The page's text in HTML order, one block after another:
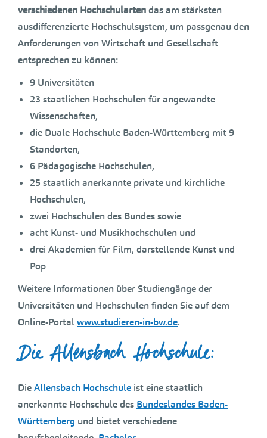
verschiedenen Hochschulartendas am stärksten
ausdifferenzierte Hochschulsystem, um passgenau den
Anforderungen von Wirtschaft und Gesellschaft
entsprechen zu können:
9 Universitäten
23 staatlichen Hochschulen für angewandte
Wissenschaften,
die Duale Hochschule Baden-Württemberg mit 9
Standorten,
6 Pädagogische Hochschulen,
25 staatlich anerkannte private und kirchliche
Hochschulen,
zwei Hochschulen des Bundes sowie
acht Kunst- und Musikhochschulen und
drei Akademien für Film, darstellende Kunst und
Pop
Weitere Informationen über Studiengänge der
Universitäten und Hochschulen finden Sie auf dem
Online-Portalwww.studieren-in-bw.de.
Die Allensbach Hochschule:
DieAllensbach Hochschule ist eine staatlich
anerkannte Hochschule des Bundeslandes Baden-
Württemberg und bietet verschiedene